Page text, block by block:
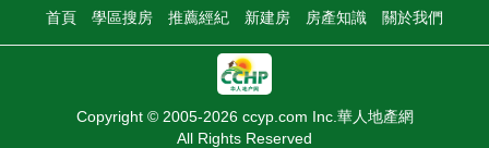
首頁 學區搜房 推薦經紀 新建房 房產知識 關於我們
Copyright © 2005-2026 ccyp.com Inc.華人地產網
All Rights Reserved